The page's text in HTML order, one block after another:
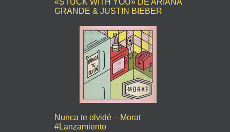
«STUCK WITH YOU» DE ARIANA
GRANDE & JUSTIN BIEBER
Nunca te olvidé – Morat
#Lanzamiento